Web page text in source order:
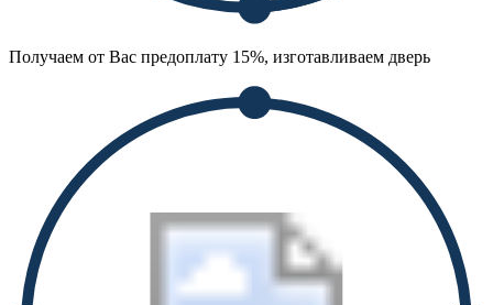
Получаем от Вас предоплату 15%, изготавливаем дверь